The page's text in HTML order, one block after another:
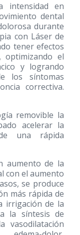
intensidad en
dental
durante
con Láser de
tener efectos
optimizando el
y logrando
los síntomas
correctiva.
removible la
acelerar la
una rápida
aumento de la
con el aumento
se produce
más rápida de
irrigación de la
la síntesis de
vasodilatación